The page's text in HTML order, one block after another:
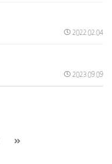
2022.02.04
2023.09.09